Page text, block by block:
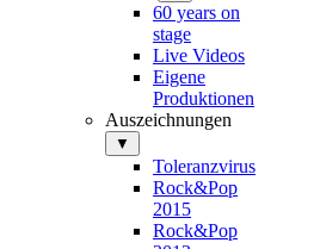
60 years on
stage
Live Videos
Eigene
Produktionen
Auszeichnungen
▼
Toleranzvirus
Rock&Pop
2015
Rock&Pop